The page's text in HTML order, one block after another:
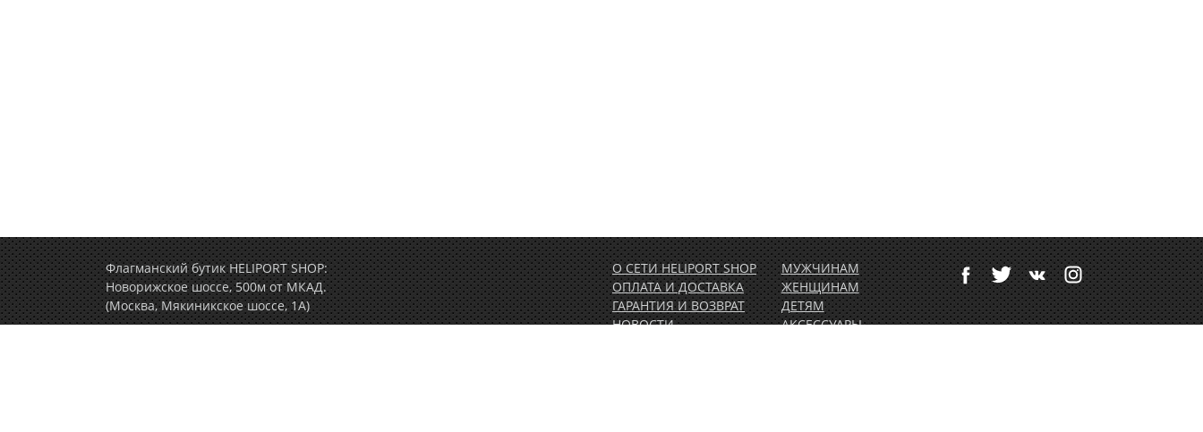
Флагманский бутик HELIPORT SHOP:
Новорижское шоссе, 500м от МКАД.
(Москва, Мякиникское шоссе, 1А)
О СЕТИ HELIPORT SHOP
ОПЛАТА И ДОСТАВКА
ГАРАНТИЯ И ВОЗВРАТ
НОВОСТИ
МУЖЧИНАМ
ЖЕНЩИНАМ
ДЕТЯМ
АКСЕССУАРЫ